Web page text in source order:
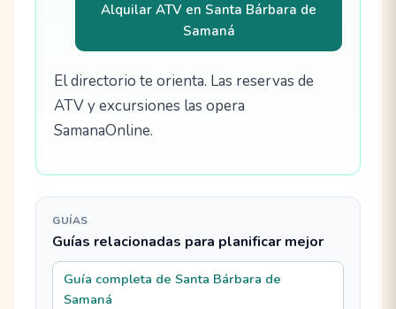
Alquilar ATV en Santa Bárbara de
Samaná
El directorio te orienta. Las reservas de
ATV y excursiones las opera
SamanaOnline.
GUÍAS
Guías relacionadas para planificar mejor
Guía completa de Santa Bárbara de
Samaná